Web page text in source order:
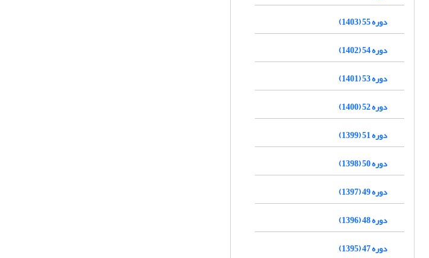
دوره 55 (1403)
دوره 54 (1402)
دوره 53 (1401)
دوره 52 (1400)
دوره 51 (1399)
دوره 50 (1398)
دوره 49 (1397)
دوره 48 (1396)
دوره 47 (1395)